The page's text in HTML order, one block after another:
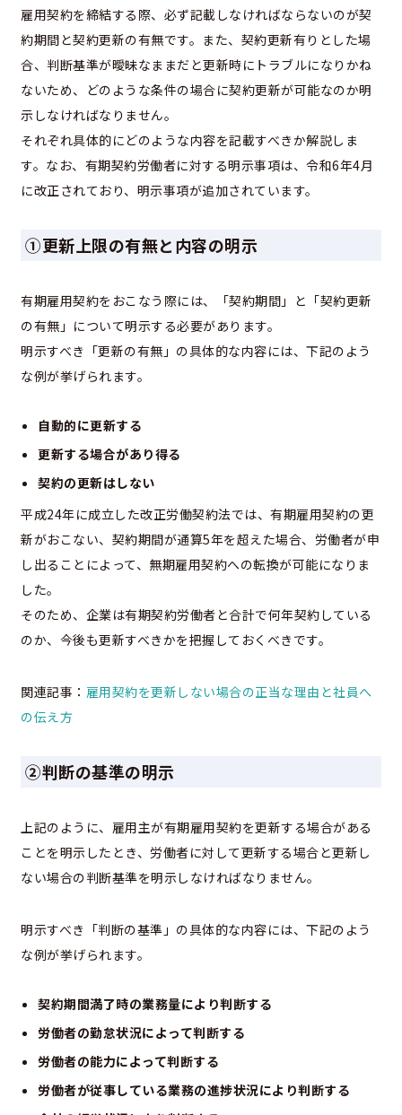
雇用契約を締結する際、必ず記載しなければならないのが契
約期間と契約更新の有無です。また、契約更新有りとした場
合、判断基準が曖昧なままだと更新時にトラブルになりかね
ないため、どのような条件の場合に契約更新が可能なのか明
示しなければなりません。
それぞれ具体的にどのような内容を記載すべきか解説しま
す。なお、有期契約労働者に対する明示事項は、令和6年4月
に改正されており、明示事項が追加されています。
①更新上限の有無と内容の明示
有期雇用契約をおこなう際には、「契約期間」と「契約更新
の有無」について明示する必要があります。
明示すべき「更新の有無」の具体的な内容には、下記のよう
な例が挙げられます。
自動的に更新する
更新する場合があり得る
契約の更新はしない
平成24年に成立した改正労働契約法では、有期雇用契約の更
新がおこない、契約期間が通算5年を超えた場合、労働者が申
し出ることによって、無期雇用契約への転換が可能になりま
した。
そのため、企業は有期契約労働者と合計で何年契約している
のか、今後も更新すべきかを把握しておくべきです。
関連記事： 雇用契約を更新しない場合の正当な理由と社員へ
の伝え方
②判断の基準の明示
上記のように、雇用主が有期雇用契約を更新する場合がある
ことを明示したとき、労働者に対して更新する場合と更新し
ない場合の判断基準を明示しなければなりません。
明示すべき「判断の基準」の具体的な内容には、下記のよう
な例が挙げられます。
契約期間満了時の業務量により判断する
労働者の勤怠状況によって判断する
労働者の能力によって判断する
労働者が従事している業務の進捗状況により判断する